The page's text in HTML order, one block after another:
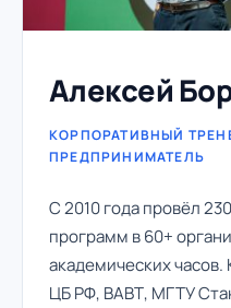
Алексей
КОРПОРАТИВНЫЙ
ПРЕДПРИНИМАТЕЛЬ
С 2010 года провёл
программ в 60+
академических
ЦБ РФ, ВАВТ, МГТУ